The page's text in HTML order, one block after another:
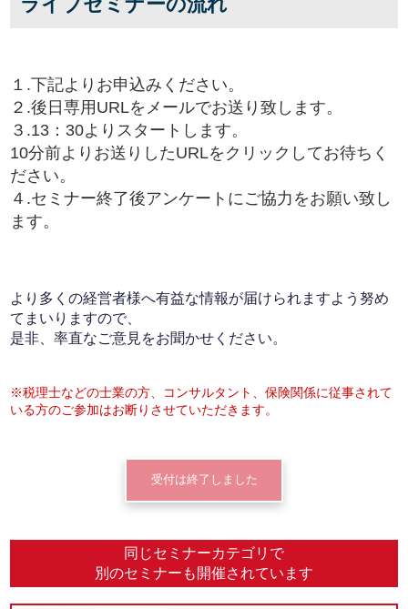
１.下記よりお申込みください。
２.後日専用URLをメールでお送り致します。
３.13：30よりスタートします。
10分前よりお送りしたURLをクリックしてお待ちく
ださい。
４.セミナー終了後アンケートにご協力をお願い致し
ます。
より多くの経営者様へ有益な情報が届けられますよう努め
てまいりますので、
是非、率直なご意見をお聞かせください。
※税理士などの士業の方、コンサルタント、保険関係に従事されて
いる方のご参加はお断りさせていただきます。
受付は終了しました
同じセミナーカテゴリで
別のセミナーも開催されています